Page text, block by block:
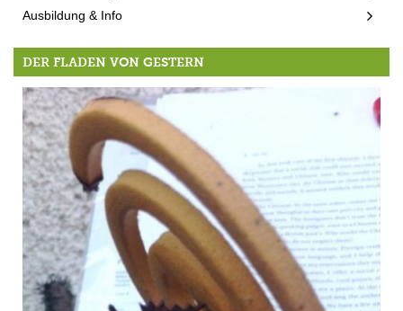
Ausbildung & Info
DER FLADEN VON GESTERN